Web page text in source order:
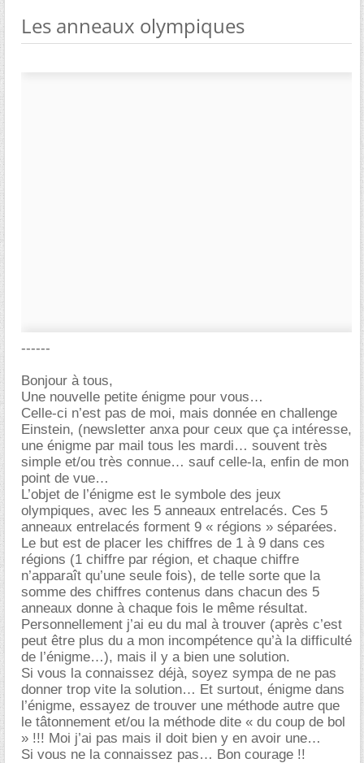
Les anneaux olympiques
------
Bonjour à tous,
Une nouvelle petite énigme pour vous
Celle-ci n’est pas de moi, mais donnée en challenge
Einstein, (newsletter anxa pour ceux que ça intéresse,
une énigme par mail tous les mardi… souvent très
simple et/ou très connue… sauf celle-la, enfin de mon
point de vue
L’objet de l’énigme est le symbole des jeux
olympiques, avec les 5 anneaux entrelacés. Ces 5
anneaux entrelacés forment 9 « régions » séparées.
Le but est de placer les chiffres de 1 à 9 dans ces
régions (1 chiffre par région, et chaque chiffre
n’apparaît qu’une seule fois), de telle sorte que la
somme des chiffres contenus dans chacun des 5
anneaux donne à chaque fois le même résultat.
Personnellement j’ai eu du mal à trouver (après c’est
peut être plus du a mon incompétence qu’à la difficulté
de l’énigme…), mais il y a bien une solution.
Si vous la connaissez déjà, soyez sympa de ne pas
donner trop vite la solution… Et surtout, énigme dans
l’énigme, essayez de trouver une méthode autre que
le tâtonnement et/ou la méthode dite « du coup de bol
» !!! Moi j’ai pas mais il doit bien y en avoir une
Si vous ne la connaissez pas… Bon courage !!